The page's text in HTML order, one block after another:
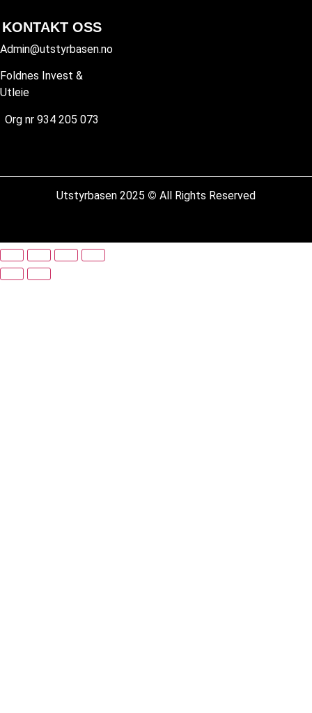
KONTAKT OSS
Admin@utstyrbasen.no
Foldnes Invest &
Utleie
Org nr 934 205 073
Utstyrbasen 2025 © All Rights Reserved